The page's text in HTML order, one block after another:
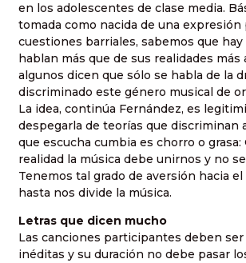
en los adolescentes de clase media.
tomada como nacida de una expresión
cuestiones barriales, sabemos que
hablan más que de sus realidades más
algunos dicen que sólo se habla de la
discriminado este género musical de
La idea, continúa Fernández, es
despegarla de teorías que discriminan
que escucha cumbia es chorro o grasa:
realidad la música debe unirnos y no
Tenemos tal grado de aversión hacia el
hasta nos divide la música.
Letras que dicen mucho
Las canciones participantes deben ser
inéditas y su duración no debe pasar